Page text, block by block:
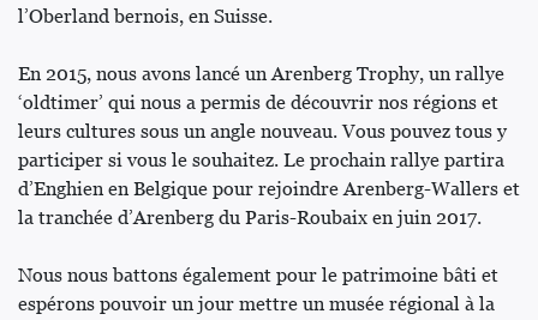
l’Oberland bernois, en Suisse.
En 2015, nous avons lancé un Arenberg Trophy, un rallye
‘oldtimer’ qui nous a permis de découvrir nos régions et
leurs cultures sous un angle nouveau. Vous pouvez tous y
participer si vous le souhaitez. Le prochain rallye partira
d’Enghien en Belgique pour rejoindre Arenberg-Wallers et
la tranchée d’Arenberg du Paris-Roubaix en juin 2017.
Nous nous battons également pour le patrimoine bâti et
espérons pouvoir un jour mettre un musée régional à la